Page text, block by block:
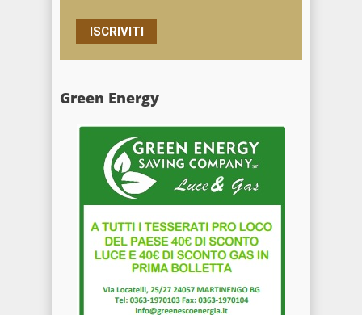
ISCRIVITI
Green Energy